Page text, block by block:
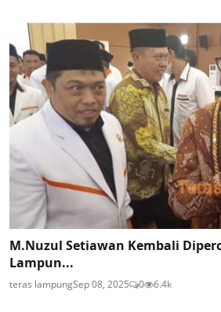
M.Nuzul Setiawan Kembali
Lampun...
teras lampungSep 08, 2025 0 6.4k